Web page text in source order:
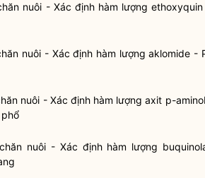
nuôi - Xác định hàm lượng
nuôi - Xác định hàm lượng aklomide -
nuôi - Xác định hàm lượng axit p-
nuôi - Xác định hàm lượng